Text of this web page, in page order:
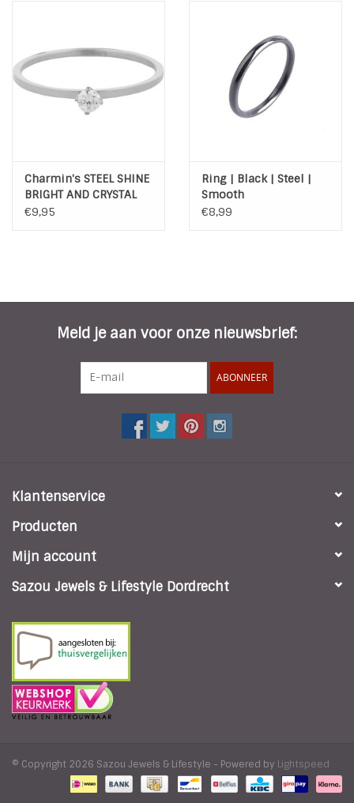
Charmin's STEEL SHINE
BRIGHT AND CRYSTAL
R346
€9,95
Ring | Black | Steel |
Smooth
€8,99
Meld je aan voor onze nieuwsbrief:
ABONNEER
Klantenservice
Producten
Mijn account
Sazou Jewels & Lifestyle Dordrecht
© Copyright 2026 Sazou Jewels & Lifestyle - Powered by Lightspeed